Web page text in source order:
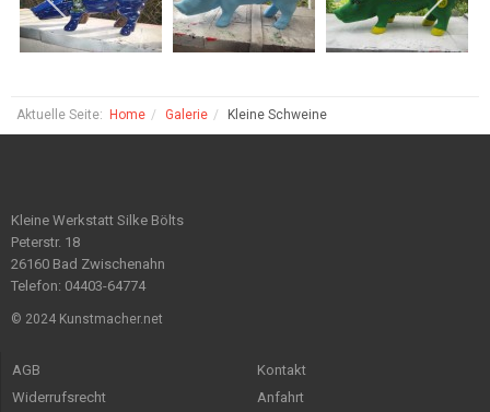
Aktuelle Seite: Home Galerie Kleine Schweine
Kleine Werkstatt Silke Bölts
Peterstr. 18
26160 Bad Zwischenahn
Telefon: 04403-64774
© 2024 Kunstmacher.net
AGB
Widerrufsrecht
Kontakt
Anfahrt